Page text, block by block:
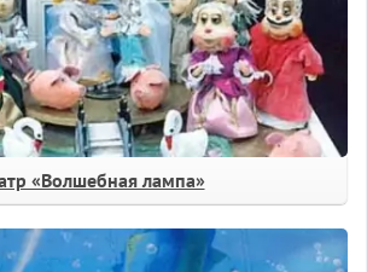
«Волшебная лампа»